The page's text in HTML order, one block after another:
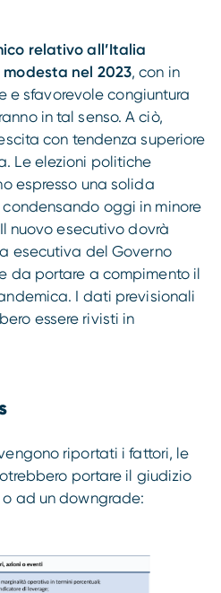
relativo all’Italia
nel 2023, con in
e sfavorevole congiuntura
in tal senso. A ciò,
con tendenza superiore
Le elezioni politiche
espresso una solida
oggi in minore
nuovo esecutivo dovrà
esecutiva del Governo
da portare a compimento il
I dati previsionali
essere rivisti in
riportati i fattori, le
portare il giudizio
ad un downgrade: